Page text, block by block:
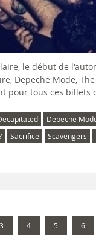
le début de
Depeche Mode,
pour tous ces
Depeche
Sacrifice Scavengers
3 4 5 6